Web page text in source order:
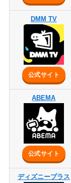
DMM TV
公式サイト
ABEMA
公式サイト
ディズニープラス